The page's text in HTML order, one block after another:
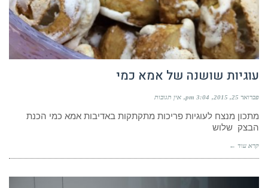
עוגיות שושנה של אמא כמי
פברואר 25, 2015 3:04 pm אין תגובות
מתכון מנצח לעוגיות פריכות מתקתקות באדיבות אמא כמי הכנת
הבצק שלוש
קרא עוד ←